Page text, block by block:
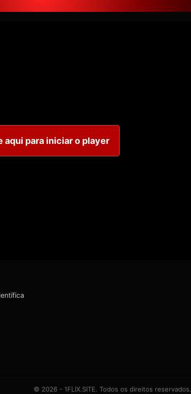
aqui para iniciar o player
© 2026 - 1FLIX.SITE. Todos os direitos reservados.